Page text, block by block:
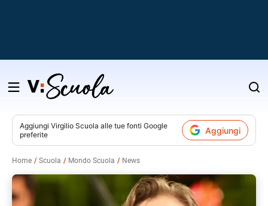
Salta
contenuto
Aggiungi Virgilio Scuola alle tue fonti Google
preferite
Aggiungi
Home Scuola Mondo Scuola News